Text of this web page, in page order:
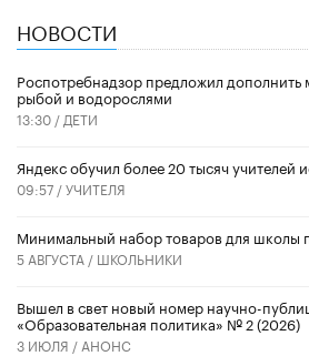
НОВОСТИ
Роспотребнадзор предложил
рыбой и водорослями
13:30 / ДЕТИ
​Яндекс обучил более 20 тысяч учителей
09:57 /УЧИТЕЛЯ
Минимальный набор товаров для школы
5 АВГУСТА / ШКОЛЬНИКИ
Вышел в свет новый номер научно-
«Образовательная политика» № 2 (2026)
3 ИЮЛЯ / АНОНС